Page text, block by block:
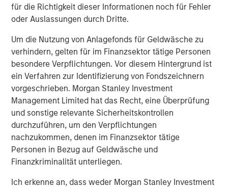
für die Richtigkeit dieser Informationen noch für Fehler
oder Auslassungen durch Dritte.
Um die Nutzung von Anlagefonds für Geldwäsche zu
verhindern, gelten für im Finanzsektor tätige Personen
besondere Verpflichtungen. Vor diesem Hintergrund ist
ein Verfahren zur Identifizierung von Fondszeichnern
vorgeschrieben. Morgan Stanley Investment
Management Limited hat das Recht, eine Überprüfung
und sonstige relevante Sicherheitskontrollen
durchzuführen, um den Verpflichtungen
nachzukommen, denen im Finanzsektor tätige
Personen in Bezug auf Geldwäsche und
Finanzkriminalität unterliegen.
Ich erkenne an, dass weder Morgan Stanley Investment
said Travis Pearson, Managing Director and
Co-Head of Private Equity, GI Partners. “The
Flexential leadership team has paved the way
for sustained growth, and we are thrilled to
welcome Morgan Stanley Infrastructure
Partners as a partner to help drive the
company’s future success.”
Flexential’s CEO Chris Downie emphasized
that the new investment will allow the
company to double-down on active